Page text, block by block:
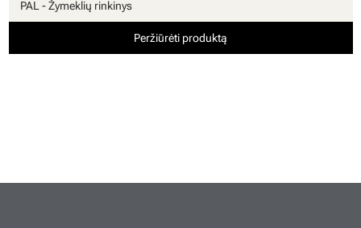
PAL - Žymeklių rinkinys
Peržiūrėti produktą